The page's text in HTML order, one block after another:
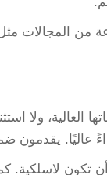
من المجالات
العالية، ولا